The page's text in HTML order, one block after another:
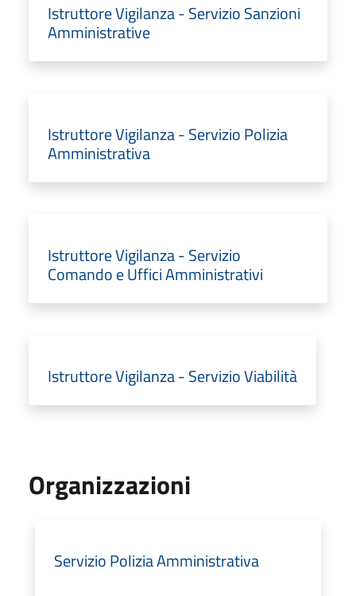
Istruttore Vigilanza - Servizio Sanzioni
Amministrative
Istruttore Vigilanza - Servizio Polizia
Amministrativa
Istruttore Vigilanza - Servizio
Comando e Uffici Amministrativi
Istruttore Vigilanza - Servizio Viabilità
Organizzazioni
Servizio Polizia Amministrativa